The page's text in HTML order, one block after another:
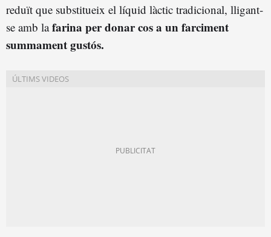
reduït que substitueix el líquid làctic tradicional, lligant-
se amb lafarina per donar cos a un farciment
summament gustós.